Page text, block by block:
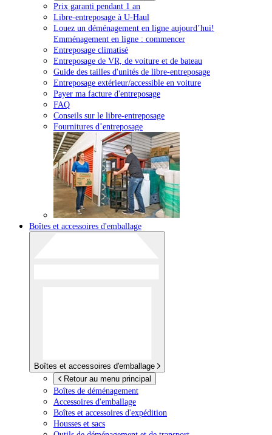
Prix garanti pendant 1 an
Libre-entreposage à U-Haul
Louez un déménagement en ligne aujourd’hui!
Emménagement en ligne : commencer
Entreposage climatisé
Entreposage de VR, de voiture et de bateau
Guide des tailles d'unités de libre-entreposage
Entreposage extérieur/accessible en voiture
Payer ma facture d'entreposage
FAQ
Conseils sur le libre-entreposage
Fournitures d’entreposage
Boîtes et accessoires d'emballage
Boîtes et accessoires d'emballage
Retour au menu principal
Boîtes de déménagement
Accessoires d'emballage
Boîtes et accessoires d'expédition
Housses et sacs